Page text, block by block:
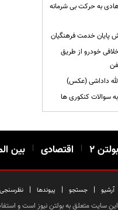
به حرکت بی شرمانه
خودرو از طریق
داداشی (عکس)
سوالات کنکوری ها
بولتن ۲ | اقتصادی | بین
آرشیو | جستجو | پیوندها | نظرسنجی
سایت متعلق به بولتن نیوز است و